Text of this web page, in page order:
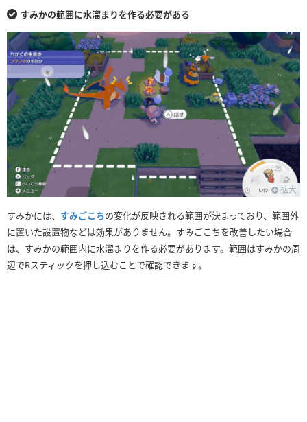
すみかの範囲に水溜まりを作る必要がある
拡大
すみかには、 すみごこちの変化が反映される範囲が決まっており、範囲外
に置いた設置物などは効果がありません。すみごこちを改善したい場合
は、すみかの範囲内に水溜まりを作る必要があります。範囲はすみかの周
辺でRスティックを押し込むことで確認できます。